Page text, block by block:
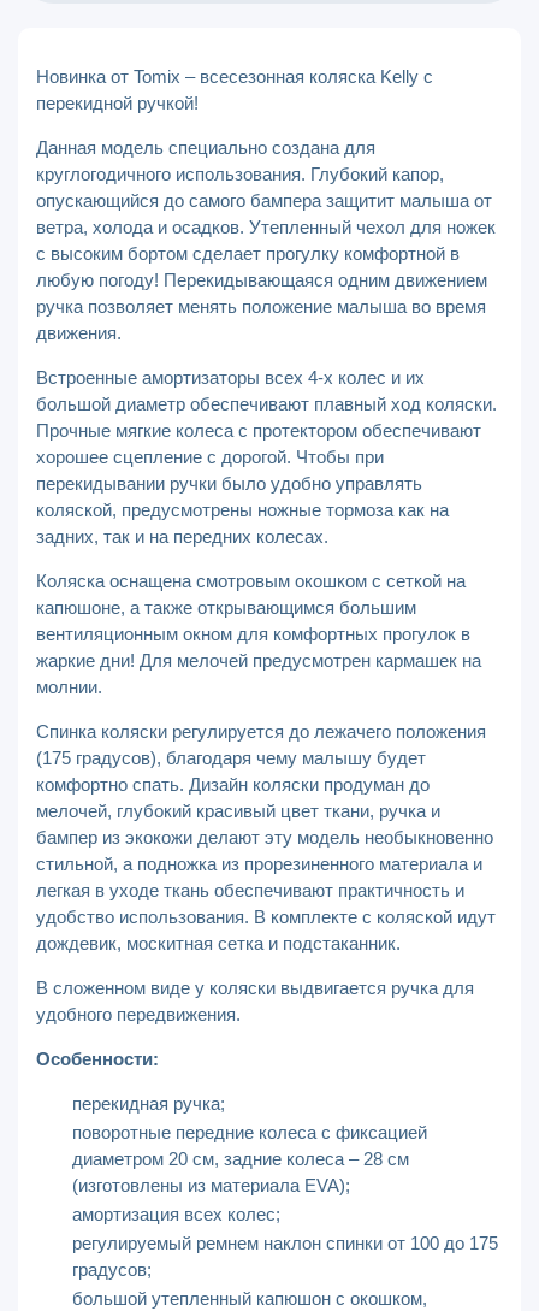
Новинка от Tomix – всесезонная коляска Kelly с
перекидной ручкой!
Данная модель специально создана для
круглогодичного использования. Глубокий капор,
опускающийся до самого бампера защитит малыша от
ветра, холода и осадков. Утепленный чехол для ножек
с высоким бортом сделает прогулку комфортной в
любую погоду! Перекидывающаяся одним движением
ручка позволяет менять положение малыша во время
движения.
Встроенные амортизаторы всех 4-х колес и их
большой диаметр обеспечивают плавный ход коляски.
Прочные мягкие колеса с протектором обеспечивают
хорошее сцепление с дорогой. Чтобы при
перекидывании ручки было удобно управлять
коляской, предусмотрены ножные тормоза как на
задних, так и на передних колесах.
Коляска оснащена смотровым окошком с сеткой на
капюшоне, а также открывающимся большим
вентиляционным окном для комфортных прогулок в
жаркие дни! Для мелочей предусмотрен кармашек на
молнии.
Спинка коляски регулируется до лежачего положения
(175 градусов), благодаря чему малышу будет
комфортно спать. Дизайн коляски продуман до
мелочей, глубокий красивый цвет ткани, ручка и
бампер из экокожи делают эту модель необыкновенно
стильной, а подножка из прорезиненного материала и
легкая в уходе ткань обеспечивают практичность и
удобство использования. В комплекте с коляской идут
дождевик, москитная сетка и подстаканник.
В сложенном виде у коляски выдвигается ручка для
удобного передвижения.
Особенности:
перекидная ручка;
поворотные передние колеса с фиксацией
диаметром 20 см, задние колеса – 28 см
(изготовлены из материала EVA);
амортизация всех колес;
регулируемый ремнем наклон спинки от 100 до 175
градусов;
большой утепленный капюшон с окошком,